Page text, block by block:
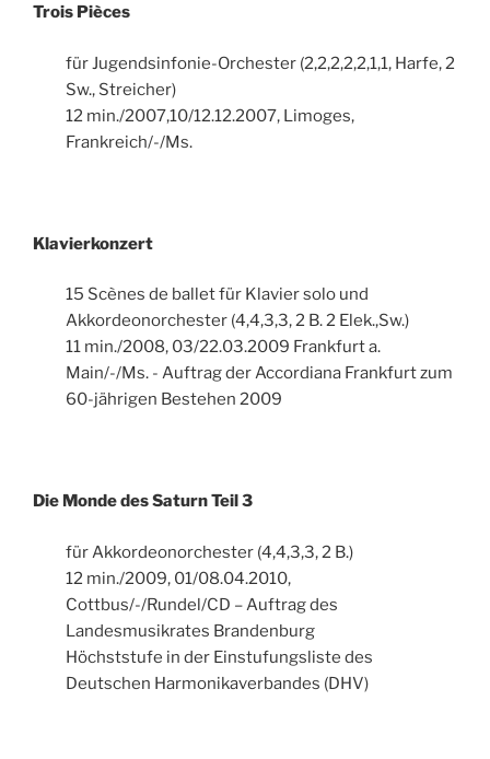
Trois Pièces
für Jugendsinfonie-Orchester (2,2,2,2,2,1,1, Harfe, 2
Sw., Streicher)
12 min./2007,10/12.12.2007, Limoges,
Frankreich/-/Ms.
Klavierkonzert
15 Scènes de ballet für Klavier solo und
Akkordeonorchester (4,4,3,3, 2 B. 2 Elek.,Sw.)
11 min./2008, 03/22.03.2009 Frankfurt a.
Main/-/Ms. - Auftrag der Accordiana Frankfurt zum
60-jährigen Bestehen 2009
Die Monde des Saturn Teil 3
für Akkordeonorchester (4,4,3,3, 2 B.)
12 min./2009, 01/08.04.2010,
Cottbus/-/Rundel/CD – Auftrag des
Landesmusikrates Brandenburg
Höchststufe in der Einstufungsliste des
Deutschen Harmonikaverbandes (DHV)